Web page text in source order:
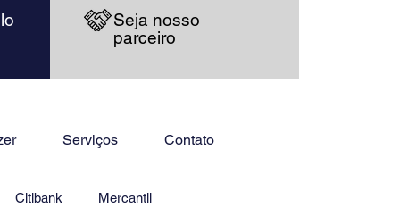
Seja nosso
parceiro
Serviços Contato
Citibank Mercantil